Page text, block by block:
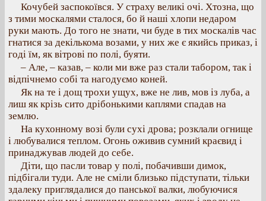
Кочубей заспокоївся. У страху великі очі. Хтозна, що
з тими москалями сталося, бо й наші хлопи недаром
руки мають. До того не знати, чи буде в тих москалів час
гнатися за декількома возами, у них же є якийсь приказ, і
годі їм, як вітрові по полі, буяти.
– Але, – казав, – коли ми вже раз стали табором, так і
відпічнемо собі та нагодуємо коней.
Як на те і дощ трохи ущух, вже не лив, мов із луба, а
лиш як крізь сито дрібонькими каплями спадав на
землю.
На кухонному возі були сухі дрова; розклали огнище
і любувалися теплом. Огонь оживив сумний краєвид і
принаджував людей до себе.
Діти, що пасли товар у полі, побачивши димок,
підбігали туди. Але не сміли близько підступати, тільки
здалеку приглядалися до панської валки, любуючися